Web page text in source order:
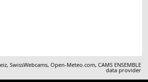
,SwissWebcams,Open-Meteo.com,CAMS ENSEMBLE
data provider